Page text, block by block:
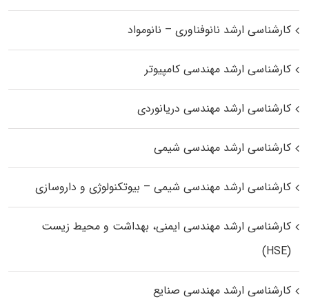
کارشناسی ارشد نانوفناوری – نانومواد
کارشناسی ارشد مهندسی کامپیوتر
کارشناسی ارشد مهندسی دریانوردی
کارشناسی ارشد مهندسی شیمی
کارشناسی ارشد مهندسی شیمی – بیوتکنولوژی و داروسازی
کارشناسی ارشد مهندسی ایمنی، بهداشت و محیط زیست
(HSE)
کارشناسی ارشد مهندسی صنایع